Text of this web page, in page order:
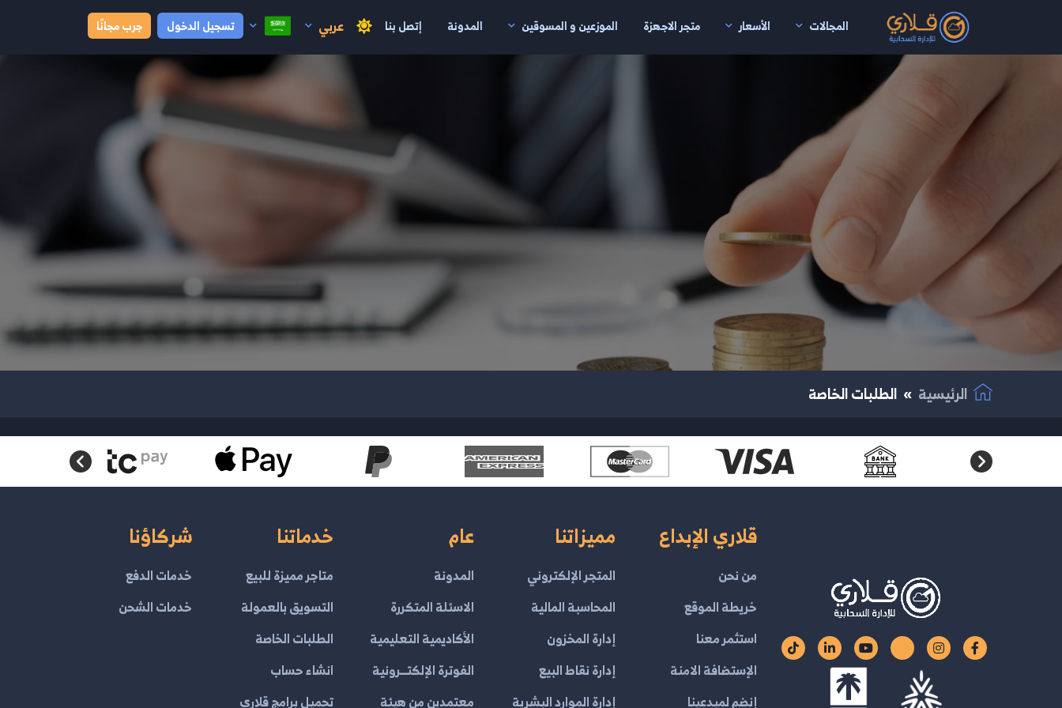
المجالات الأسعار متجر الاجهزة الموزعين و المسوقين المدونة إتصل بنا عربي تسجيل الدخول جرب مجانًا
انتقال إلى المحتوى الرئيسي
الرئيسية الطلبات الخاصة
قلاري الإبداع
من نحن
خريطة الموقع
استثمر معنا
الإستضافة الامنة
إنضم لمبدعينا
مميزاتنا
المتجر الإلكتروني
المحاسبة المالية
إدارة المخزون
إدارة نقاط البيع
إدارة الموارد البشرية
عام
المدونة
الاسئلة المتكررة
الأكاديمية التعليمية
الفوترة الإلكتــرونية
معتمدين من هيئة
خدماتنا
متاجر مميزة للبيع
التسويق بالعمولة
الطلبات الخاصة
انشاء حساب
تحميل برامج قلاري
شركاؤنا
خدمات الدفع
خدمات الشحن